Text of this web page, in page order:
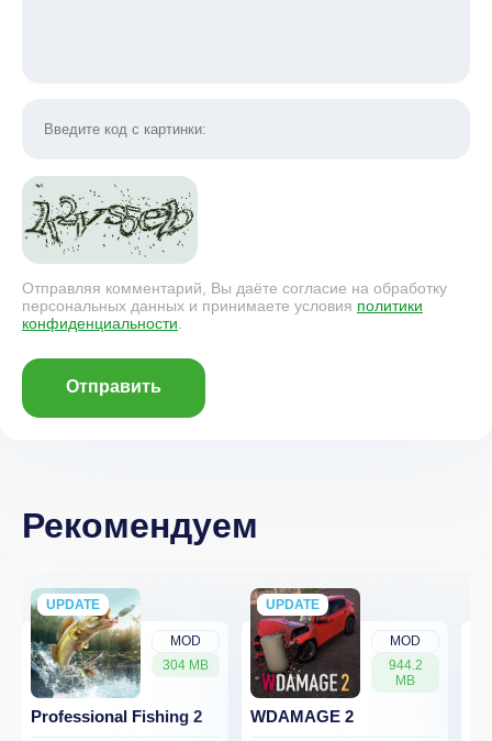
Отправляя комментарий, Вы даёте согласие на обработку
персональных данных и принимаете условия политики
конфиденциальности
Отправить
Рекомендуем
MOD
304 MB
UPDATE
NEW
Professional Fishing 2
MOD
944.2
MB
UPDATE
NEW
WDAMAGE 2